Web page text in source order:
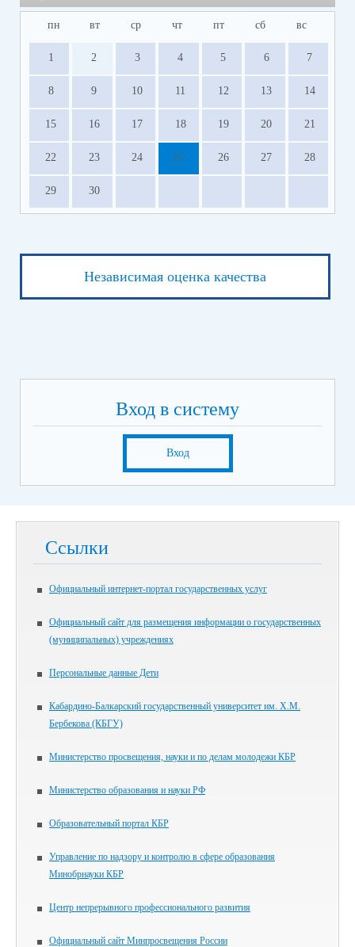
пн вт ср чт пт сб вс
1 2 3 4 5 6 7
8 9 10 11 12 13 14
15 16 17 18 19 20 21
22 23 24 25 26 27 28
29 30
Независимая оценка качества
Вход в систему
Вход
Ссылки
Официальный интернет-портал государственных услуг
Официальный сайт для размещения информации о государственных
(муниципальных) учреждениях
Персональные данные Дети
Кабардино-Балкарский государственный университет им. Х.М.
Бербекова (КБГУ)
Министерство просвещения, науки и по делам молодежи КБР
Министерство образования и науки РФ
Образовательный портал КБР
Управление по надзору и контролю в сфере образования
Минобрнауки КБР
Центр непрерывного профессионального развития
Официальный сайт Минпросвещения России